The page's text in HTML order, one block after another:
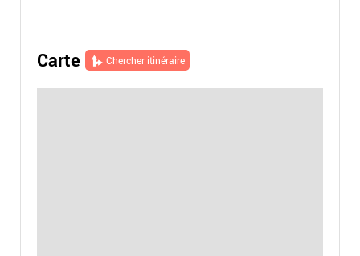
Carte Chercher itinéraire